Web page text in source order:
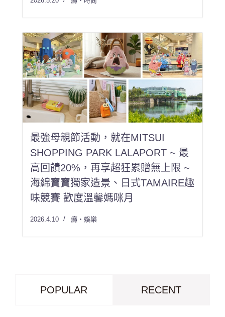
最強母親節活動，就在MITSUI
SHOPPING PARK LALAPORT ~ 最
高回饋20%，再享超狂累贈無上限 ~
海綿寶寶獨家造景、日式TAMAIRE趣
味競賽 歡度溫馨媽咪月
2026.4.10 癮・娛樂
POPULAR RECENT